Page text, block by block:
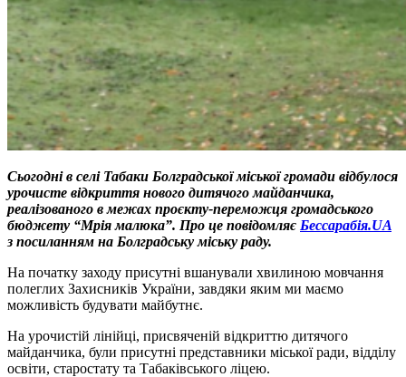
Сьогодні в селі Табаки Болградської міської громади відбулося
урочисте відкриття нового дитячого майданчика,
реалізованого в межах проєкту-переможця громадського
бюджету “Мрія малюка”. Про це повідомляє Бессарабія.UA
з посиланням на Болградську міську раду.
На початку заходу присутні вшанували хвилиною мовчання
полеглих Захисників України, завдяки яким ми маємо
можливість будувати майбутнє.
На урочистій лінійці, присвяченій відкриттю дитячого
майданчика, були присутні представники міської ради, відділу
освіти, старостату та Табаківського ліцею.